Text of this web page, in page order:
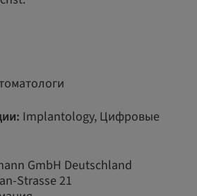
Implantology, Цифровые
GmbH Deutschland
Strasse 21